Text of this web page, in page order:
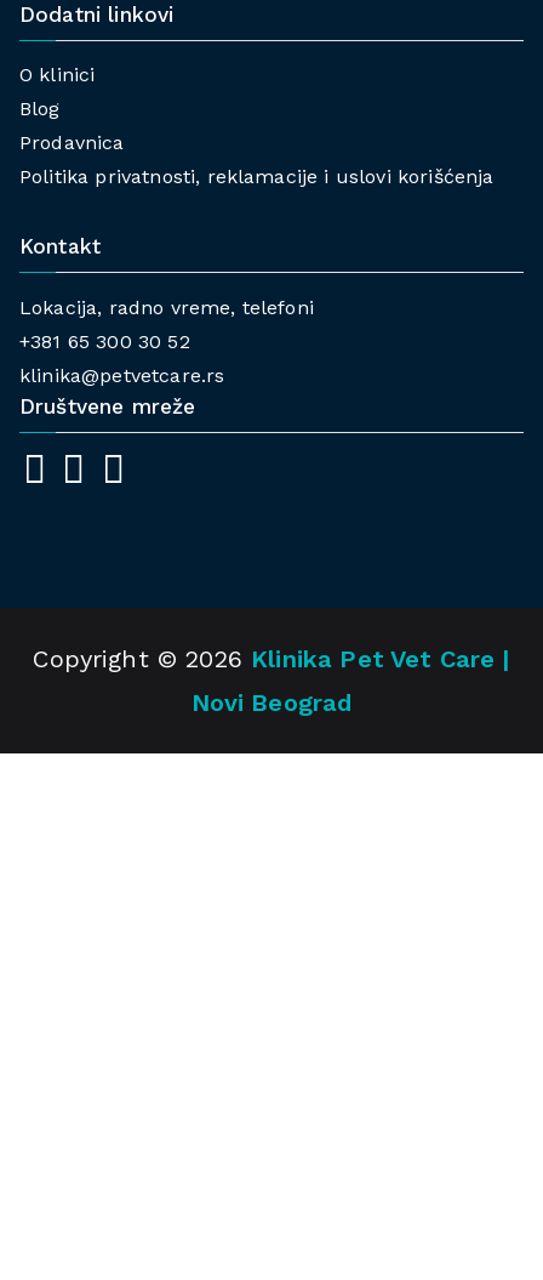
Dodatni linkovi
O klinici
Blog
Prodavnica
Politika privatnosti, reklamacije i uslovi korišćenja
Kontakt
Lokacija, radno vreme, telefoni
+381 65 300 30 52
klinika@petvetcare.rs
Društvene mreže
Copyright © 2026 Klinika Pet Vet Care |
Novi Beograd